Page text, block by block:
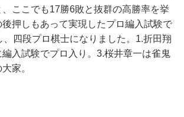
ここでも17勝6敗と抜群の高勝率を挙
押しもあって実現したプロ編入試験で
四段プロ棋士になりました。1.折田翔
入試験でプロ入り。3.桜井章一は雀鬼
家。